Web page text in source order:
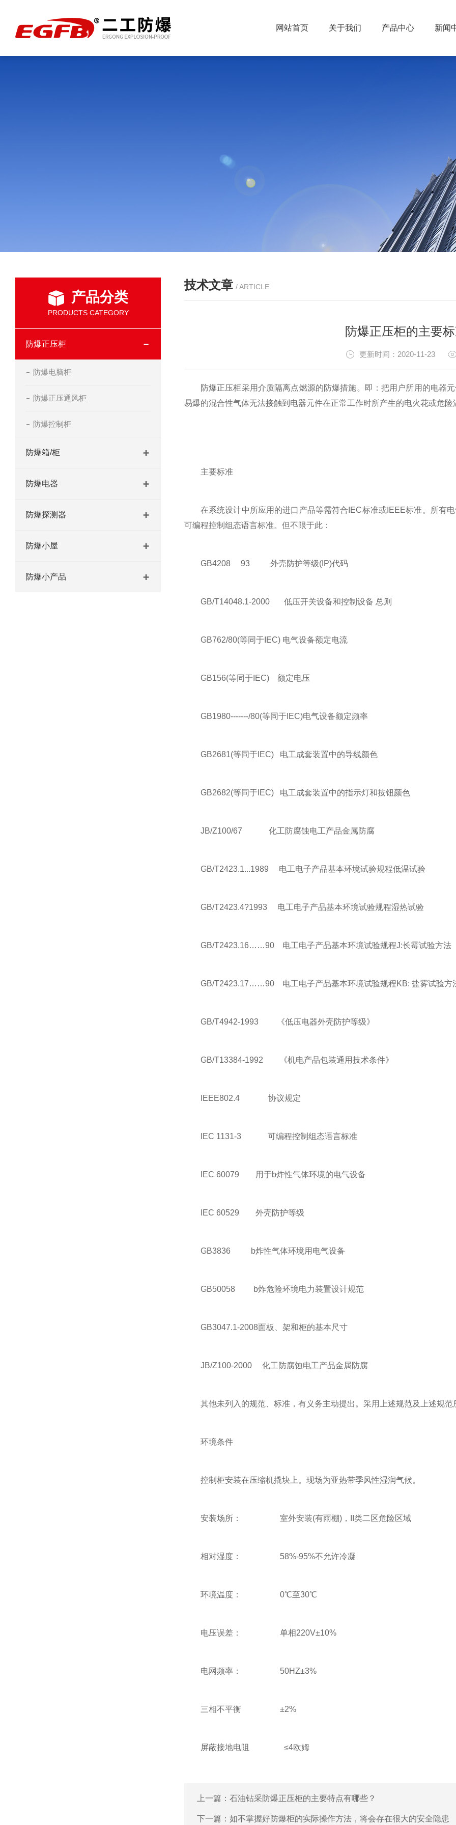
网站首页 关于我们 产品中心 新闻
产品分类
PRODUCTS CATEGORY
防爆正压柜
防爆电脑柜
防爆正压通风柜
防爆控制柜
防爆箱/柜
防爆电器
防爆探测器
防爆小屋
防爆小产品
技术文章 / ARTICLE
防爆正压柜的主要
更新时间：2020-11-23
防爆正压柜采用介质隔离点燃源的防爆措施。即：把用户所用的电器
易爆的混合性气体无法接触到电器元件在正常工作时所产生的电火花或危
主要标准
在系统设计中所应用的进口产品等需符合IEC标准或IEEE标准。所有
可编程控制组态语言标准。但不限于此：
GB4208 93 外壳防护等级(IP)代码
GB/T14048.1-2000 低压开关设备和控制设备 总则
GB762/80(等同于IEC) 电气设备额定电流
GB156(等同于IEC) 额定电压
GB1980-------/80(等同于IEC)电气设备额定频率
GB2681(等同于IEC) 电工成套装置中的导线颜色
GB2682(等同于IEC) 电工成套装置中的指示灯和按钮颜色
JB/Z100/67 化工防腐蚀电工产品金属防腐
GB/T2423.1...1989 电工电子产品基本环境试验规程低温试验
GB/T2423.4?1993 电工电子产品基本环境试验规程湿热试验
GB/T2423.16……90 电工电子产品基本环境试验规程J:长霉试验方法
GB/T2423.17……90 电工电子产品基本环境试验规程KB: 盐雾试验方
GB/T4942-1993 《低压电器外壳防护等级》
GB/T13384-1992 《机电产品包装通用技术条件》
IEEE802.4 协议规定
IEC 1131-3 可编程控制组态语言标准
IEC 60079 用于b炸性气体环境的电气设备
IEC 60529 外壳防护等级
GB3836 b炸性气体环境用电气设备
GB50058 b炸危险环境电力装置设计规范
GB3047.1-2008面板、架和柜的基本尺寸
JB/Z100-2000 化工防腐蚀电工产品金属防腐
其他未列入的规范、标准，有义务主动提出。采用上述规范及上述规范
环境条件
控制柜安装在压缩机撬块上。现场为亚热带季风性湿润气候。
安装场所： 室外安装(有雨棚)，II类二区危险区域
相对湿度： 58%-95%不允许冷凝
环境温度： 0℃至30℃
电压误差： 单相220V±10%
电网频率： 50HZ±3%
三相不平衡 ±2%
屏蔽接地电阻 ≤4欧姆
上一篇： 石油钻采防爆正压柜的主要特点有哪些？
下一篇： 如不掌握好防爆柜的实际操作方法，将会存在很大的安全隐患